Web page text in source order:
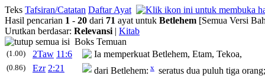
Teks Tafsiran/Catatan Daftar Ayat
Hasil pencarian 1 - 20 dari 71 ayat untuk Betlehem [Semua Versi
Urutkan berdasar: Relevansi | Kitab
Boks Temuan
(1.00) 2Taw 11:6 Ia memperkuat Betlehem, Etam, Tekoa,
(0.86) Ezr 2:21 dari Betlehem: x seratus dua puluh tiga orang;